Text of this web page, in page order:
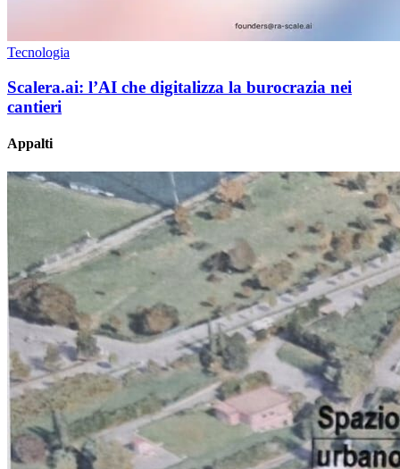
Tecnologia
Scalera.ai: l’AI che digitalizza la burocrazia nei
cantieri
Appalti